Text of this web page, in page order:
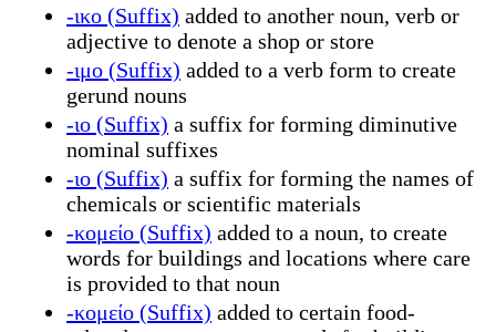
-ικο (Suffix) added to another noun, verb or
adjective to denote a shop or store
-ιμο (Suffix) added to a verb form to create
gerund nouns
-ιο (Suffix) a suffix for forming diminutive
nominal suffixes
-ιο (Suffix) a suffix for forming the names of
chemicals or scientific materials
-κομείο (Suffix) added to a noun, to create
words for buildings and locations where care
is provided to that noun
-κομείο (Suffix) added to certain food-